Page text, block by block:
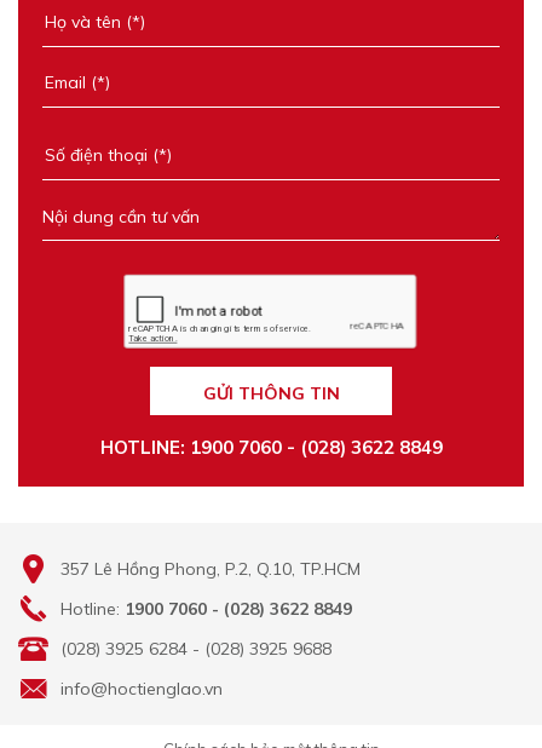
GỬI THÔNG TIN
HOTLINE: 1900 7060 - (028) 3622 8849
357 Lê Hồng Phong, P.2, Q.10, TP.HCM
Hotline: 1900 7060 - (028) 3622 8849
(028) 3925 6284 - (028) 3925 9688
info@hoctienglao.vn